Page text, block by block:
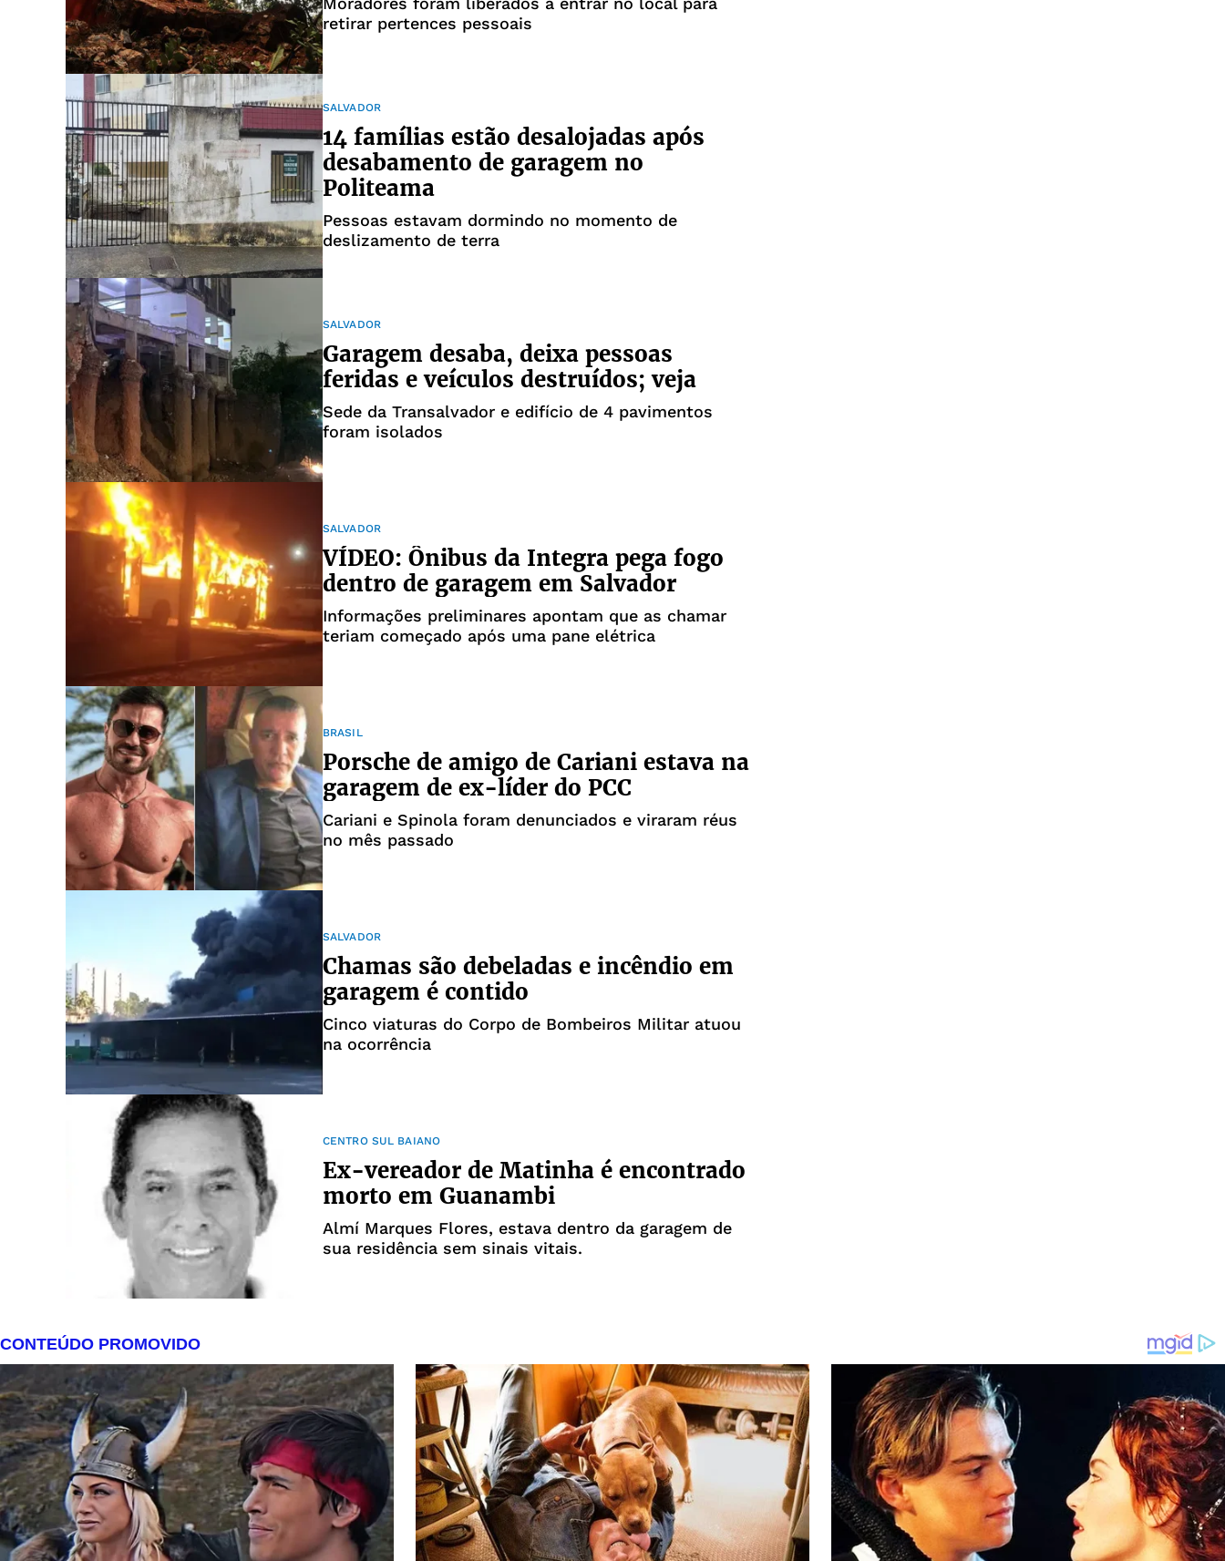
retirar pertences pessoais
SALVADOR
14 famílias estão desalojadas após
desabamento de garagem no
Politeama
Pessoas estavam dormindo no momento de
deslizamento de terra
SALVADOR
Garagem desaba, deixa pessoas
feridas e veículos destruídos; veja
Sede da Transalvador e edifício de 4 pavimentos
foram isolados
SALVADOR
VÍDEO: Ônibus da Integra pega fogo
dentro de garagem em Salvador
Informações preliminares apontam que as chamar
teriam começado após uma pane elétrica
BRASIL
Porsche de amigo de Cariani estava na
garagem de ex-líder do PCC
Cariani e Spinola foram denunciados e viraram réus
no mês passado
SALVADOR
Chamas são debeladas e incêndio em
garagem é contido
Cinco viaturas do Corpo de Bombeiros Militar atuou
na ocorrência
CENTRO SUL BAIANO
Ex-vereador de Matinha é encontrado
morto em Guanambi
Almí Marques Flores, estava dentro da garagem de
sua residência sem sinais vitais.